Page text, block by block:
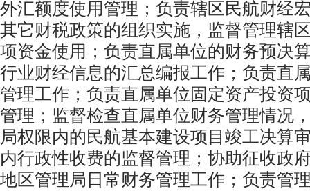
外汇额度使用管理；负责辖区民航财经
其它财税政策的组织实施，监督管理辖
项资金使用；负责直属单位的财务预决
行业财经信息的汇总编报工作；负责直
管理工作；负责直属单位固定资产投资
管理；监督检查直属单位财务管理情况
局权限内的民航基本建设项目竣工决算
内行政性收费的监督管理；协助征收政
地区管理局日常财务管理工作；负责管